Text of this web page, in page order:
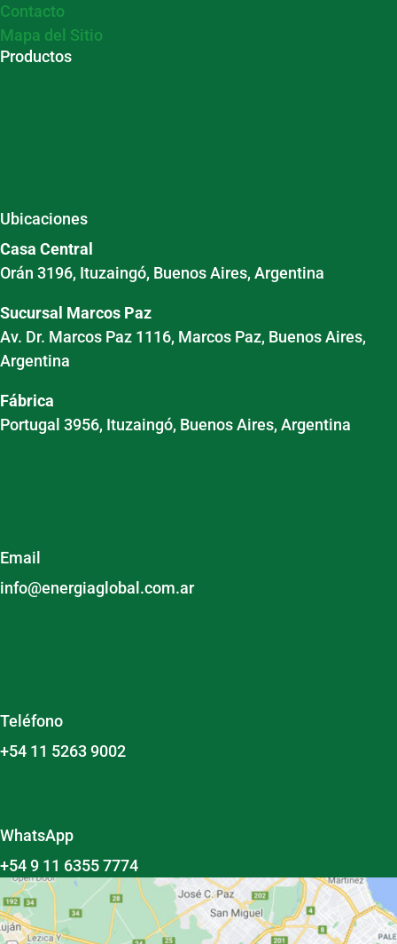
Contacto
Mapa del Sitio
Productos
Ubicaciones
Casa Central
Orán 3196, Ituzaingó, Buenos Aires, Argentina
Sucursal Marcos Paz
Av. Dr. Marcos Paz 1116, Marcos Paz, Buenos Aires,
Argentina
Fábrica
Portugal 3956, Ituzaingó, Buenos Aires, Argentina
Email
info@energiaglobal.com.ar
Teléfono
+54 11 5263 9002
WhatsApp
+54 9 11 6355 7774